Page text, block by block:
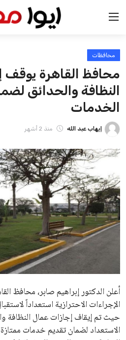
الرئيسية
اخبار مصر
عرب وعالم
اقتصاد
اخبار الرياضة
منوعات
فن وثقافة
علوم وتكنولوجيا
المرأة والجمال
محافظات
محافظات
محافظ القاهرة يوقف
النظافة والحدائق
الخدمات
إيهاب عبد الله منذ 2 أشهر
أعلن الدكتور إبراهيم صابر، محافظ
الإجراءات الاحترازية استعداداً
حيث تم إيقاف إجازات عمال النظافة
الاستعداد لضمان تقديم خدمات